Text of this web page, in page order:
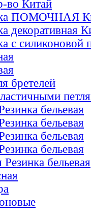
во Китай
ПОМОЧНАЯ
декоративная
с силиконовой
бретелей
бельевая
бельевая
бельевая
бельевая
бельевая